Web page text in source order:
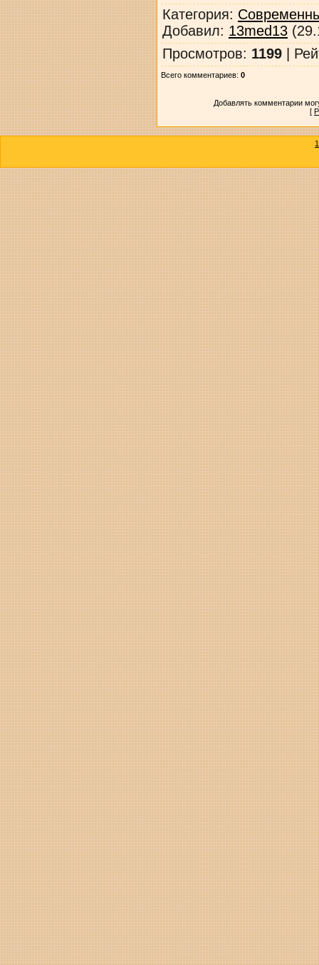
Категория:
Добавил: 13med13
Просмотров: 1199|
Всего комментариев: 0
Добавлять комментарии
[